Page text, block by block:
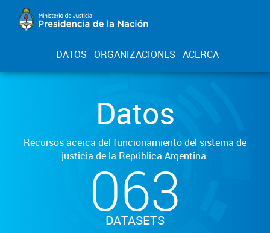
DATOS ORGANIZACIONES ACERCA
Datos
Recursos acerca del funcionamiento del sistema de
justicia de la República Argentina.
063
DATASETS